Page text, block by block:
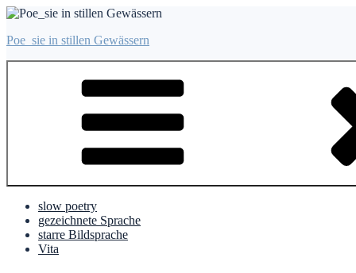
Zum
springen
Poe_sie in stillen Gewässern
slow poetry
gezeichnete Sprache
starre Bildsprache
Vita